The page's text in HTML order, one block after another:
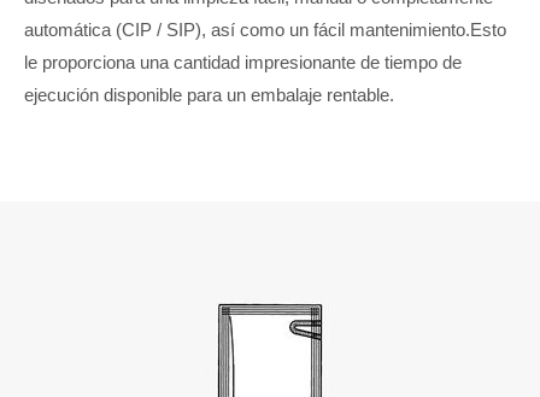
automática (CIP / SIP), así como un fácil mantenimiento.Esto
le proporciona una cantidad impresionante de tiempo de
ejecución disponible para un embalaje rentable.